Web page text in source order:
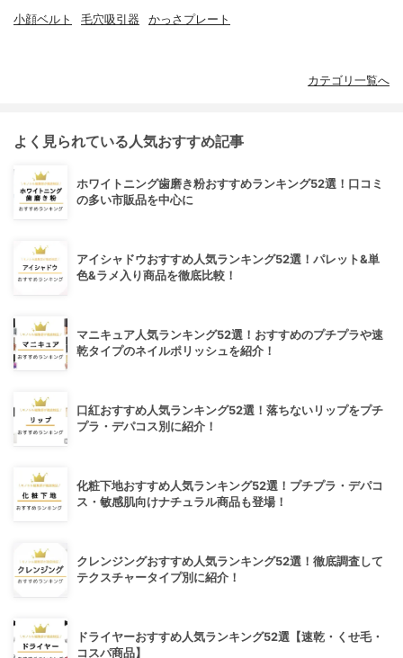
小顔ベルト 毛穴吸引器 かっさプレート
カテゴリ一覧へ
よく見られている人気おすすめ記事
ホワイトニング歯磨き粉おすすめランキング52選！口コミ
の多い市販品を中心に
アイシャドウおすすめ人気ランキング52選！パレット&単
色&ラメ入り商品を徹底比較！
マニキュア人気ランキング52選！おすすめのプチプラや速
乾タイプのネイルポリッシュを紹介！
口紅おすすめ人気ランキング52選！落ちないリップをプチ
プラ・デパコス別に紹介！
化粧下地おすすめ人気ランキング52選！プチプラ・デパコ
ス・敏感肌向けナチュラル商品も登場！
クレンジングおすすめ人気ランキング52選！徹底調査して
テクスチャータイプ別に紹介！
ドライヤーおすすめ人気ランキング52選【速乾・くせ毛・
コスパ商品】